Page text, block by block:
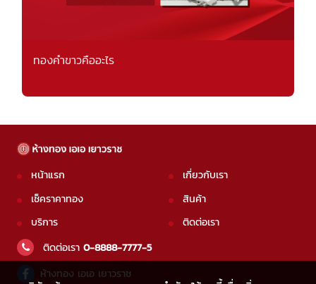
ทองคำขาวคืออะไร
หน้าแรก
เช็คราคาทอง
บริการ
เกี่ยวกับเรา
สินค้า
ติดต่อเรา
ติดต่อเรา 0-8888-7777-5
ห้างทอง เอเอ เยาวราช